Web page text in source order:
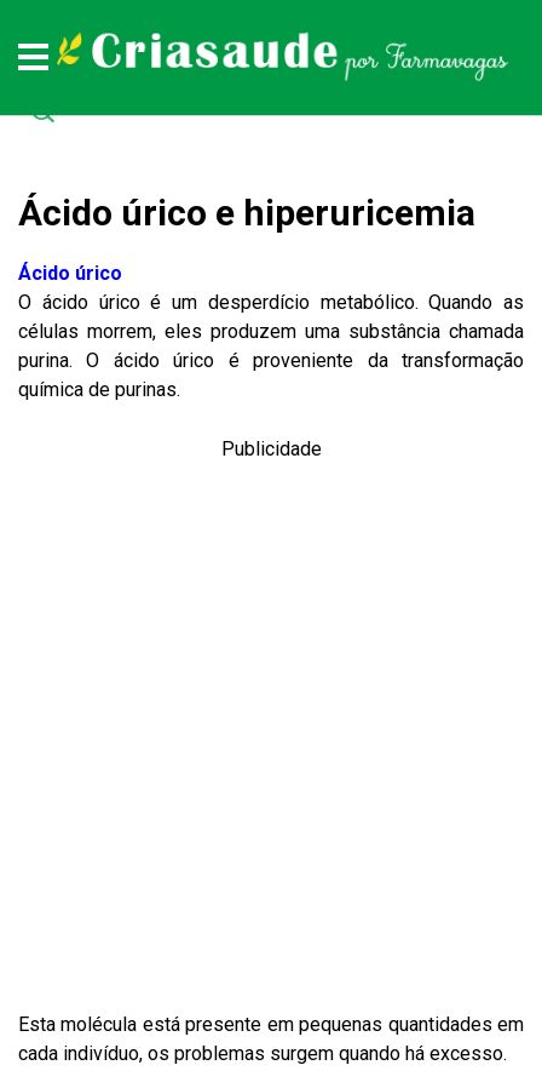
Ácido úrico e hiperuricemia
Ácido úrico
O ácido úrico é um desperdício metabólico. Quando as
células morrem, eles produzem uma substância chamada
purina. O ácido úrico é proveniente da transformação
química de purinas.
Publicidade
Esta molécula está presente em pequenas quantidades em
cada indivíduo, os problemas surgem quando há excesso.